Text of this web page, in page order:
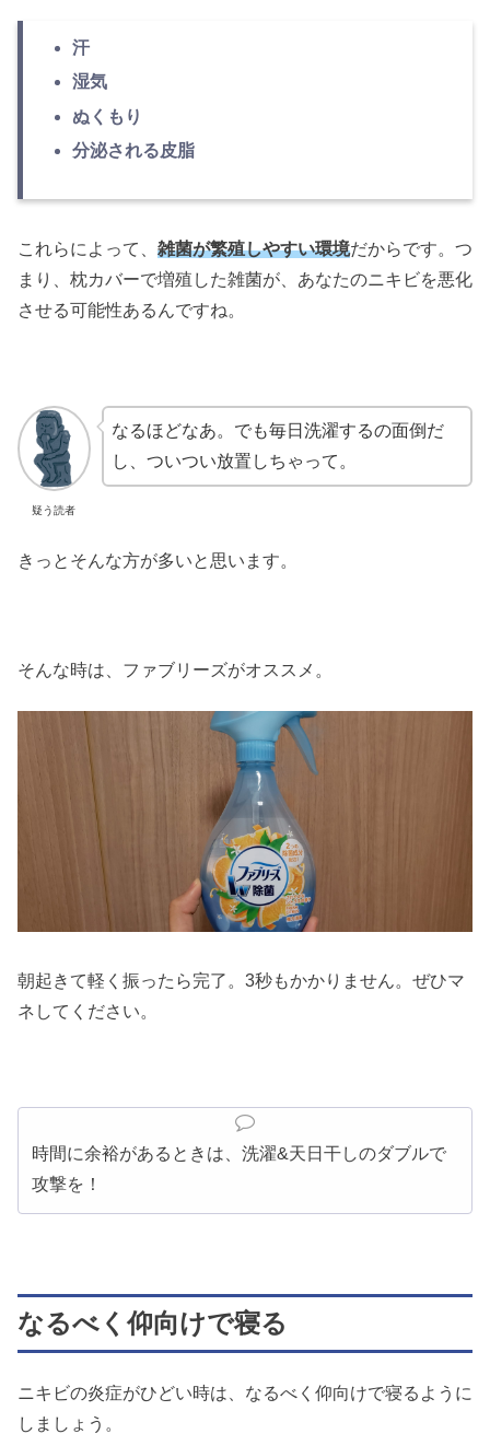
汗
湿気
ぬくもり
分泌される皮脂
これらによって、 雑菌が繁殖しやすい環境だからです。 つ
まり、枕カバーで増殖した雑菌が、あなたのニキビを悪化
させる可能性あるんですね。
疑う読者
なるほどなあ。でも毎日洗濯するの面倒だ
し、ついつい放置しちゃって。
きっとそんな方が多いと思います。
そんな時は、ファブリーズがオススメ。
朝起きて軽く振ったら完了。3秒もかかりません。ぜひマ
ネしてください。
時間に余裕があるときは、洗濯&天日干しのダブルで
攻撃を！
なるべく仰向けで寝る
ニキビの炎症がひどい時は、なるべく仰向けで寝るように
しましょう。